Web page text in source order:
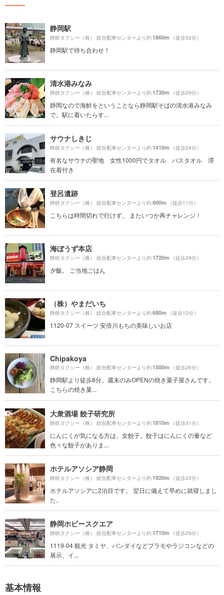
静岡駅
静鉄タクシー（株） 総合配車センターより約1860m （徒歩32分）
静岡駅で待ち合わせ！
清水港みなみ
静鉄タクシー（株） 総合配車センターより約1730m （徒歩29分）
静岡なので海鮮をということなら静岡駅そばの清水港みなみ
で。駅に着いたらす...
サウナしきじ
静鉄タクシー（株） 総合配車センターより約1410m （徒歩24分）
有名なサウナの聖地 女性1000円でタオル バスタオル 滞
在着付き
登呂遺跡
静鉄タクシー（株） 総合配車センターより約600m （徒歩11分）
こちらは時間切れで行けず。 またいつか再チャレンジ！
海ぼうず本店
静鉄タクシー（株） 総合配車センターより約1720m （徒歩29分）
夕飯。 ご当地ごはん
（株）やまだいち
静鉄タクシー（株） 総合配車センターより約680m （徒歩12分）
1120-07 スイーツ 安倍川もちの美味しいお店
Chipakoya
静鉄タクシー（株） 総合配車センターより約1500m （徒歩26分）
静岡駅より徒歩8分。週末のみOPENの焼き菓子屋さんです。
こちらの焼き菓...
大衆酒場 餃子研究所
静鉄タクシー（株） 総合配車センターより約1810m （徒歩31分）
にんにくが気になる方は、女餃子。餃子はにんにくの量など
色々な餃子がありま...
ホテルアソシア静岡
静鉄タクシー（株） 総合配車センターより約1920m （徒歩33分）
ホテルアソシアに2泊目です。 翌日に備えて早めに就寝しまし
た。
静岡ホビースクエア
静鉄タクシー（株） 総合配車センターより約1710m （徒歩29分）
1119-04 観光 タミヤ、バンダイなどプラモやラジコンなどの
展示、イ...
基本情報